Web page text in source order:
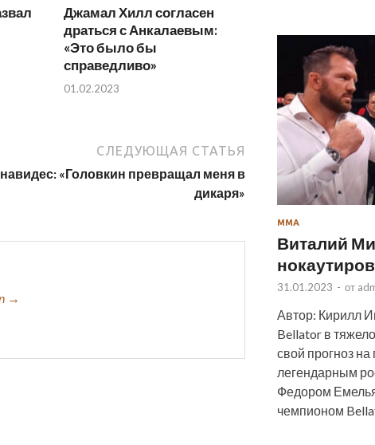
Джамал Хилл согласен
драться с Анкалаевым:
«Это было бы
справедливо»
01.02.2023
СЛЕДУЮЩАЯ СТАТЬЯ
«Головкин превращал меня в
дикаря»
→
ММА
Виталий
31.01.2023 - от
Автор: Кирилл
Bellator в
свой прогноз
легендарным
Федором
чемпионом